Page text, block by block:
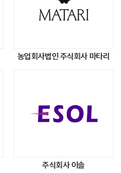
농업회사법인 주식회사 마타리
주식회사 이솔